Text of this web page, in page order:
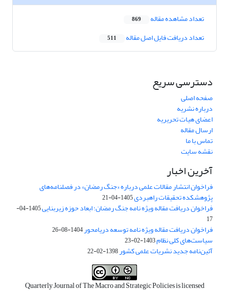
تعداد مشاهده مقاله 869
تعداد دریافت فایل اصل مقاله 511
دسترسی سریع
صفحه اصلی
درباره نشریه
اعضای هیات تحریریه
ارسال مقاله
تماس با ما
نقشه سایت
آخرین اخبار
فراخوان انتشار مقالات علمی درباره «جنگ رمضان» در فصلنامه‌های
پژوهشکده تحقیقات راهبردی1405-04-21
فراخوان دریافت مقاله ویژه نامه جنگ رمضان؛ ابعاد حوزه زیربنایی
1405-04-
17
فراخوان دریافت مقاله ویژه نامه توسعه دریامحور1404-08-26
سیاست‌های کلی نظام1403-02-23
آئین‌نامه جدید نشریات علمی کشور1398-02-22
Quarterly Journal of The Macro and Strategic Policies is licensed